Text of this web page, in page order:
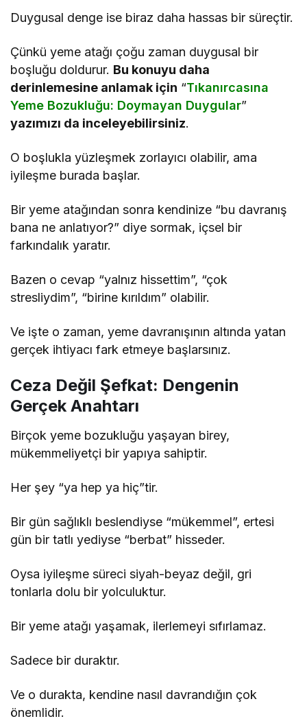
Duygusal denge ise biraz daha hassas bir süreçtir.
Çünkü yeme atağı çoğu zaman duygusal bir
boşluğu doldurur. Bu konuyu daha
derinlemesine anlamak için “Tıkanırcasına
Yeme Bozukluğu: Doymayan Duygular”
yazımızı da inceleyebilirsiniz.
O boşlukla yüzleşmek zorlayıcı olabilir, ama
iyileşme burada başlar.
Bir yeme atağından sonra kendinize “bu davranış
bana ne anlatıyor?” diye sormak, içsel bir
farkındalık yaratır.
Bazen o cevap “yalnız hissettim”, “çok
stresliydim”, “birine kırıldım” olabilir.
Ve işte o zaman, yeme davranışının altında yatan
gerçek ihtiyacı fark etmeye başlarsınız.
Ceza Değil Şefkat: Dengenin
Gerçek Anahtarı
Birçok yeme bozukluğu yaşayan birey,
mükemmeliyetçi bir yapıya sahiptir.
Her şey “ya hep ya hiç”tir.
Bir gün sağlıklı beslendiyse “mükemmel”, ertesi
gün bir tatlı yediyse “berbat” hisseder.
Oysa iyileşme süreci siyah-beyaz değil, gri
tonlarla dolu bir yolculuktur.
Bir yeme atağı yaşamak, ilerlemeyi sıfırlamaz.
Sadece bir duraktır.
Ve o durakta, kendine nasıl davrandığın çok
önemlidir.